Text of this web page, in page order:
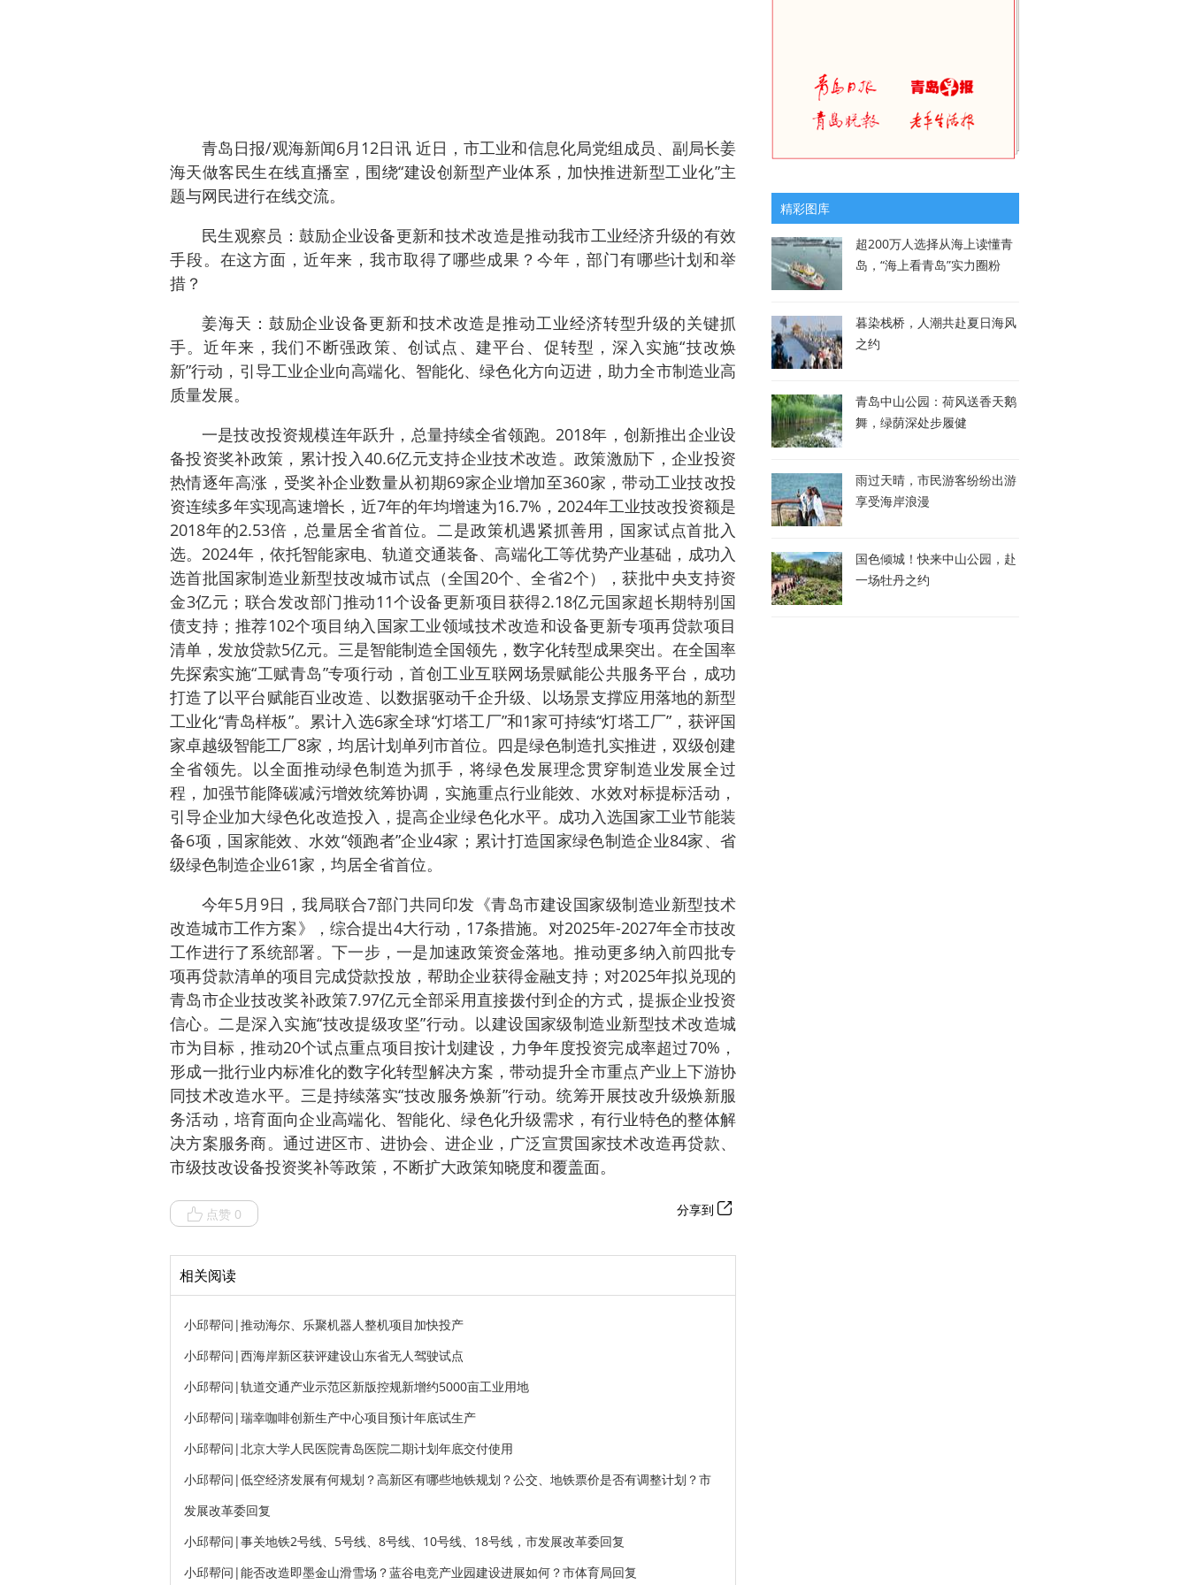
青岛日报/观海新闻6月12日讯 近日，市工业和信息化局党组成员、副局长姜
海天做客民生在线直播室，围绕“建设创新型产业体系，加快推进新型工业化”主
题与网民进行在线交流。
民生观察员：鼓励企业设备更新和技术改造是推动我市工业经济升级的有效
手段。在这方面，近年来，我市取得了哪些成果？今年，部门有哪些计划和举
措？
姜海天 ：鼓励企业设备更新和技术改造是推动工业经济转型升级的关键抓
手。近年来，我们不断强政策、创试点、建平台、促转型，深入实施“技改焕
新”行动，引导工业企业向高端化、智能化、绿色化方向迈进，助力全市制造业高
质量发展。
一是技改投资规模连年跃升，总量持续全省领跑。2018年，创新推出企业设
备投资奖补政策，累计投入40.6亿元支持企业技术改造。政策激励下，企业投资
热情逐年高涨，受奖补企业数量从初期69家企业增加至360家，带动工业技改投
资连续多年实现高速增长，近7年的年均增速为16.7%，2024年工业技改投资额是
2018年的2.53倍，总量居全省首位。二是政策机遇紧抓善用，国家试点首批入
选。2024年，依托智能家电、轨道交通装备、高端化工等优势产业基础，成功入
选首批国家制造业新型技改城市试点（全国20个、全省2个），获批中央支持资
金3亿元；联合发改部门推动11个设备更新项目获得2.18亿元国家超长期特别国
债支持；推荐102个项目纳入国家工业领域技术改造和设备更新专项再贷款项目
清单，发放贷款5亿元。三是智能制造全国领先，数字化转型成果突出。在全国率
先探索实施“工赋青岛”专项行动，首创工业互联网场景赋能公共服务平台，成功
打造了以平台赋能百业改造、以数据驱动千企升级、以场景支撑应用落地的新型
工业化“青岛样板”。累计入选6家全球“灯塔工厂”和1家可持续“灯塔工厂”，获评国
家卓越级智能工厂8家，均居计划单列市首位。四是绿色制造扎实推进，双级创建
全省领先。以全面推动绿色制造为抓手，将绿色发展理念贯穿制造业发展全过
程，加强节能降碳减污增效统筹协调，实施重点行业能效、水效对标提标活动，
引导企业加大绿色化改造投入，提高企业绿色化水平。成功入选国家工业节能装
备6项，国家能效、水效“领跑者”企业4家；累计打造国家绿色制造企业84家、省
级绿色制造企业61家，均居全省首位。
今年5月9日，我局联合7部门共同印发《青岛市建设国家级制造业新型技术
改造城市工作方案》，综合提出4大行动，17条措施。对2025年-2027年全市技改
工作进行了系统部署。下一步，一是加速政策资金落地。推动更多纳入前四批专
项再贷款清单的项目完成贷款投放，帮助企业获得金融支持；对2025年拟兑现的
青岛市企业技改奖补政策7.97亿元全部采用直接拨付到企的方式，提振企业投资
信心。二是深入实施“技改提级攻坚”行动。以建设国家级制造业新型技术改造城
市为目标，推动20个试点重点项目按计划建设，力争年度投资完成率超过70%，
形成一批行业内标准化的数字化转型解决方案，带动提升全市重点产业上下游协
同技术改造水平。三是持续落实“技改服务焕新”行动。统筹开展技改升级焕新服
务活动，培育面向企业高端化、智能化、绿色化升级需求，有行业特色的整体解
决方案服务商。通过进区市、进协会、进企业，广泛宣贯国家技术改造再贷款、
市级技改设备投资奖补等政策，不断扩大政策知晓度和覆盖面。
点赞 0 分享到
相关阅读
小邱帮问|推动海尔、乐聚机器人整机项目加快投产
小邱帮问|西海岸新区获评建设山东省无人驾驶试点
小邱帮问|轨道交通产业示范区新版控规新增约5000亩工业用地
小邱帮问|瑞幸咖啡创新生产中心项目预计年底试生产
小邱帮问|北京大学人民医院青岛医院二期计划年底交付使用
小邱帮问|低空经济发展有何规划？高新区有哪些地铁规划？公交、地铁票价是否有调整计划？市
发展改革委回复
小邱帮问|事关地铁2号线、5号线、8号线、10号线、18号线，市发展改革委回复
小邱帮问|能否改造即墨金山滑雪场？蓝谷电竞产业园建设进展如何？市体育局回复
精彩图库
超200万人选择从海上读懂青
岛，“海上看青岛”实力圈粉
暮染栈桥，人潮共赴夏日海风
之约
青岛中山公园：荷风送香天鹅
舞，绿荫深处步履健
雨过天晴，市民游客纷纷出游
享受海岸浪漫
国色倾城！快来中山公园，赴
一场牡丹之约